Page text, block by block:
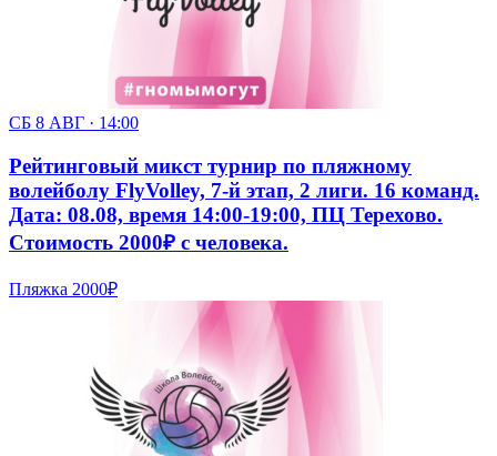
СБ 8 АВГ · 14:00
Рейтинговый микст турнир по пляжному
волейболу FlyVolley, 7-й этап, 2 лиги. 16 команд.
Дата: 08.08, время 14:00-19:00, ПЦ Терехово.
Стоимость 2000₽ с человека.
Пляжка 2000₽